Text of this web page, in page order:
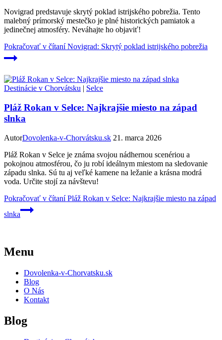
Novigrad predstavuje skrytý poklad istrijského pobrežia. Tento
malebný prímorský mestečko je plné historických pamiatok a
jedinečnej atmosféry. Neváhajte ho objaviť!
Pokračovať v čítaníNovigrad: Skrytý poklad istrijského pobrežia
Destinácie v Chorvátsku | Selce
Pláž Rokan v Selce: Najkrajšie miesto na západ
slnka
AutorDovolenka-v-Chorvátsku.sk 21. marca 2026
Pláž Rokan v Selce je známa svojou nádhernou scenériou a
pokojnou atmosférou, čo ju robí ideálnym miestom na sledovanie
západu slnka. Sú tu aj veľké kamene na ležanie a krásna modrá
voda. Určite stojí za návštevu!
Pokračovať v čítaníPláž Rokan v Selce: Najkrajšie miesto na západ
slnka
Menu
Dovolenka-v-Chorvatsku.sk
Blog
O Nás
Kontakt
Blog